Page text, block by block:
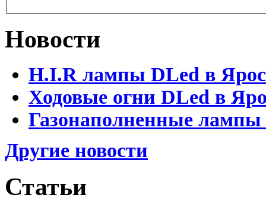
Новости
H.I.R лампы DLed в
Ходовые огни DLed в
Газонаполненные
Другие новости
Статьи